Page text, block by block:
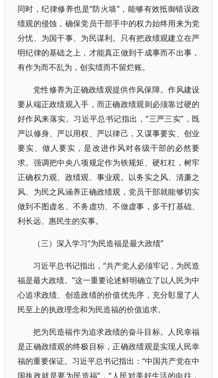
同时，纪律修养也是“防火墙”，能够有效抵御错误政
绩观的侵蚀，确保党员干部手中的权力始终用来为党
分忧、为国干事、为民谋利。只有把政绩观建立在严
明纪律的基础之上，才能真正做到干成事而不出事，
有作为而不乱为，创实绩而不留烂账。
党性修养为正确政绩观提供作风保障。作风建设
要从端正政绩观入手，而正确政绩观则必须靠过硬的
好作风来落实。习近平总书记指出，“三严三实”，既
严以修身、严以用权、严以律己，又谋事要实、创业
要实、做人要实，是改进作风对各级干部的必然要
求。强调把中央八项规定作为铁规矩、硬杠杠，树牢
正确权力观、政绩观、事业观。以务实之风、清廉之
风、为民之风涵养正确政绩观，党员干部就能够切实
做到不图虚名、不务虚功、不做虚事，多干打基础、
利长远、惠民生的实事。
（三）深入学习“为民造福是最大政绩”
习近平总书记指出，“共产党人必须牢记，为民造
福是最大政绩。”这一重要论述鲜明确立了以人民为中
心追求政绩、创造政绩的价值优先序，充分彰显了人
民至上的执政理念和为民造福的价值追求。
把为民造福作为追求政绩的奋斗目标。人民幸福
是正确政绩观的终极目标，正确政绩观是实现人民幸
福的重要保证。习近平总书记指出：“中国共产党在中
国执政就是要为民造福”，“人民对美好生活的向往，